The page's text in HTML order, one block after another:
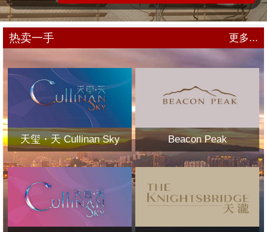
热卖一手 更多...
天玺・天 Cullinan Sky Beacon Peak